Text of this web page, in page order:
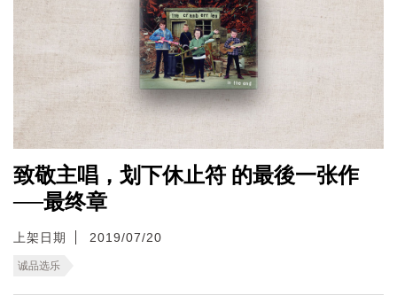
致敬主唱，划下休止符 的最後一张作
──最终章
上架日期 2019/07/20
诚品选乐